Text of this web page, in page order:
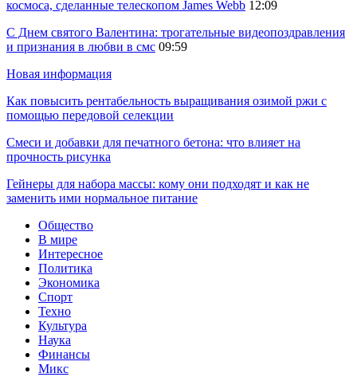
космоса, сделанные телескопом James Webb 12:09
С Днем святого Валентина: трогательные видеопоздравления
и признания в любви в смс 09:59
Новая информация
Как повысить рентабельность выращивания озимой ржи с
помощью передовой селекции
Смеси и добавки для печатного бетона: что влияет на
прочность рисунка
Гейнеры для набора массы: кому они подходят и как не
заменить ими нормальное питание
Общество
В мире
Интересное
Политика
Экономика
Спорт
Техно
Культура
Наука
Финансы
Микс